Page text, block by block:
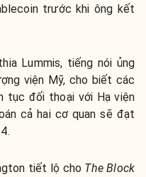
trước khi ông kết
Lummis, tiếng nói ủng
viện Mỹ, cho biết các
tục đối thoại với Hạ viện
cả hai cơ quan sẽ đạt
tiết lộ cho The Block